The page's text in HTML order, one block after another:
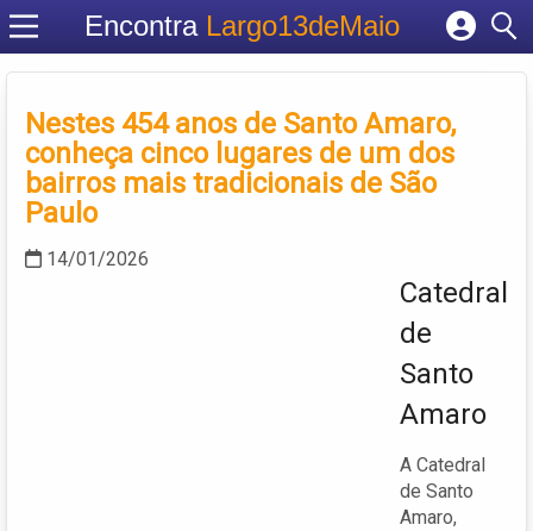
Encontra Largo13deMaio
Cadastrar empresa
Criar conta
Nestes 454 anos de Santo Amaro,
conheça cinco lugares de um dos
bairros mais tradicionais de São
Paulo
14/01/2026
Catedral
de
Santo
Amaro
A Catedral
de Santo
Amaro,